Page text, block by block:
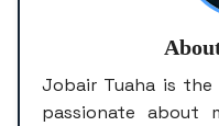
Jobair Tuaha is
passionate about